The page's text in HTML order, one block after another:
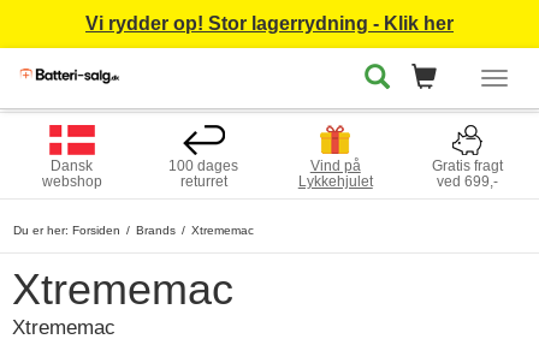
Vi rydder op! Stor lagerrydning - Klik her
Dansk
webshop
100 dages
returret
Vind på
Lykkehjulet
Gratis fragt
ved 699,-
Du er her: Forsiden Brands Xtrememac
Xtrememac
Xtrememac